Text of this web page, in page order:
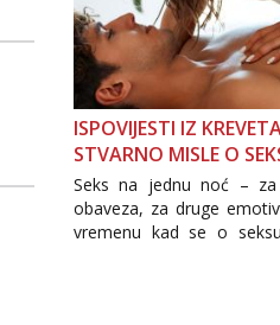
ISPOVIJESTI IZ
STVARNO MISLE O
Seks na jednu noć –
obaveza, za druge
vremenu kad se o
tema „jedne noći strasti“